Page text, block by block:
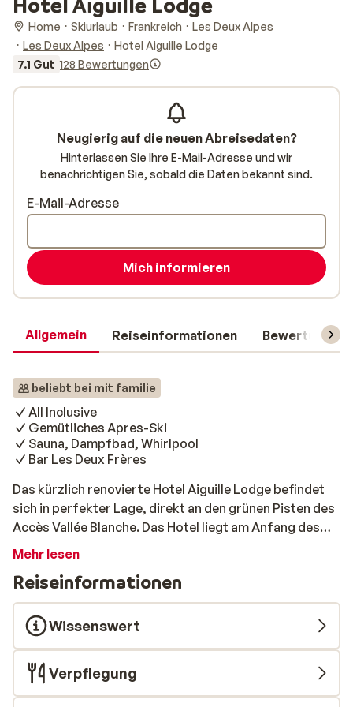
Home Skiurlaub Frankreich
Les Deux Alpes
Les Deux Alpes
Hotel Aiguille Lodge
7.1 Gut 128 Bewertungen
Allgemein Reiseinformationen Bewertungen
beliebt bei mit familie
All Inclusive
Gemütliches Apres-Ski
Sauna, Dampfbad, Whirlpool
Bar Les Deux Frères
Das kürzlich renovierte Hotel Aiguille Lodge befindet
sich in perfekter Lage, direkt an den grünen Pisten des
Accès Vallée Blanche. Das Hotel liegt am Anfang des
Dorfes und nach einem 300 Meter langen Spaziergang
minütigen Spaziergang sind Sie mitten im Zentrum. Das
Hotel ist im traditionellen Bergstil erbaut und dieses
Thema zieht sich durch alle Räume, mit viel Holz und
Attributen aus vergangenen Zeiten an den Wänden. So
entsteht im Restaurant und in den Zimmern die
typische Wintersportatmosphäre. Ein luxuriöses Extra
ist, dass das Hotel auch über mehrere
Mehr lesen
Reiseinformationen
Wissenswert
Verpflegung
Neugierig auf die neuen Abreisedaten?
Hinterlassen Sie Ihre E-Mail-Adresse und wir
benachrichtigen Sie, sobald die Daten bekannt sind.
E-Mail-Adresse
Mich informieren